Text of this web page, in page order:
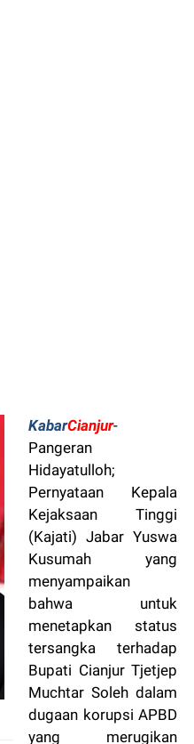
KabarCianjur-
Pangeran
Hidayatulloh;
Pernyataan Kepala
Kejaksaan Tinggi
(Kajati) Jabar Yuswa
Kusumah yang
menyampaikan
bahwa untuk
menetapkan status
tersangka terhadap
Bupati Cianjur Tjetjep
Muchtar Soleh dalam
dugaan korupsi APBD
yang merugikan